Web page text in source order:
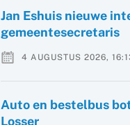
Jan Eshuis nieuwe
gemeentesecretaris
4 AUGUSTUS 2026,
Auto en bestelbus
Losser